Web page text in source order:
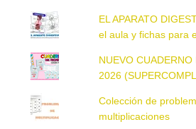
EL APARATO
el aula y fichas para
NUEVO
2026
Colección de
multiplicaciones